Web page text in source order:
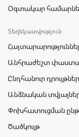
Օգտակար համարներ
Տեղեկատվություն
Անհրաժեշտ
Ընդհանուր
Անձնական
Փոխհատուցման
Ծածկույթ